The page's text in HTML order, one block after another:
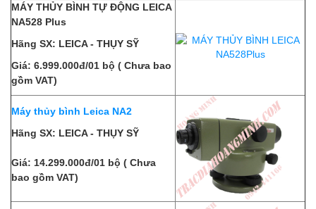
MÁY THỦY BÌNH TỰ ĐỘNG LEICA
NA528 Plus
Hãng SX: LEICA - THỤY SỸ
Giá: 6.999.000đ/01 bộ ( Chưa bao
gồm VAT)
Máy thủy bình Leica NA2
Hãng SX: LEICA - THỤY SỸ
Giá: 14.299.000đ/01 bộ ( Chưa
bao gồm VAT)